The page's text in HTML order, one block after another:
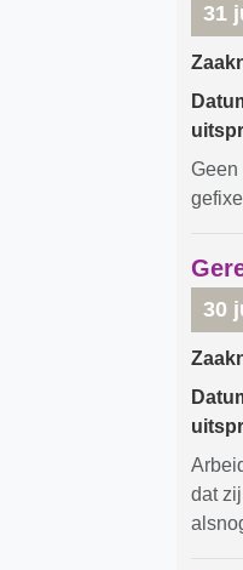
31
Geen
30
dat